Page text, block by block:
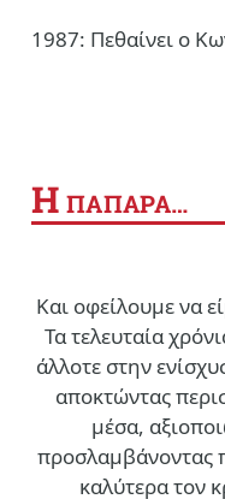
1987: Πεθαίνει ο
Η ΠΑΠΑΡΑ…
Και οφείλουμε να
Τα τελευταία
άλλοτε στην
αποκτώντας
μέσα,
προσλαμβάνοντας
καλύτερα τον